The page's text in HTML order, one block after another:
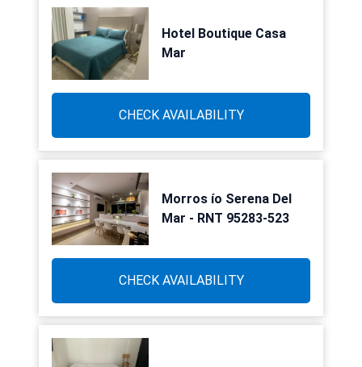
Hotel Boutique Casa
Mar
CHECK AVAILABILITY
Morros ío Serena Del
Mar - RNT 95283-523
CHECK AVAILABILITY